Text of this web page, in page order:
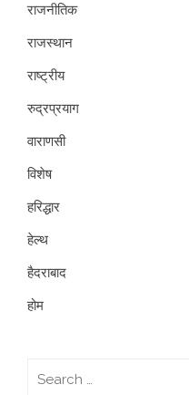
राजनीतिक
राजस्थान
राष्ट्रीय
रुद्रप्रयाग
वाराणसी
विशेष
हरिद्धार
हेल्थ
हैदराबाद
होम